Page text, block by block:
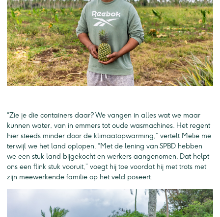
“Zie je die containers daar? We vangen in alles wat we maar
kunnen water, van in emmers tot oude wasmachines. Het regent
hier steeds minder door de klimaatopwarming,” vertelt Melie me
terwijl we het land oplopen. “Met de lening van SPBD hebben
we een stuk land bijgekocht en werkers aangenomen. Dat helpt
ons een flink stuk vooruit,” voegt hij toe voordat hij met trots met
zijn meewerkende familie op het veld poseert.